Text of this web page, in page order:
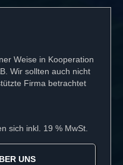
Weise in Kooperation
Wir sollten auch nicht
Firma betrachtet
sich inkl. 19 % MwSt.
UNS